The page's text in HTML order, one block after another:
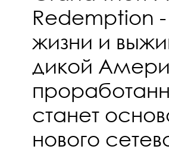
Redemption -
жизни и
дикой
станет
нового